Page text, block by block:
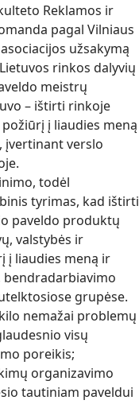
Reklamos ir
pagal Vilniaus
užsakymą
rinkos dalyvių
meistrų
– ištirti rinkoje
į liaudies meną
įvertinant verslo
todėl
tyrimas, kad ištirti
paveldo produktų
valstybės ir
į liaudies meną ir
grupėse.
nemažai problemų
visų
poreikis;
organizavimo
tautiniam paveldui